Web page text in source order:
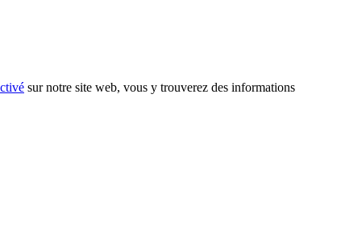
sur notre site web, vous y trouverez des informations